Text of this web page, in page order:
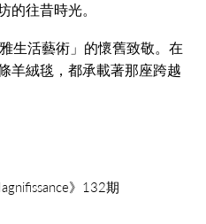
的往昔時光。
生活藝術」的懷舊致敬。在
羊絨毯，都承載著那座跨越
》132期